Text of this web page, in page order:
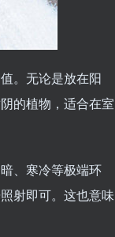
。无论是放在阳
的植物，适合在室
、寒冷等极端环
射即可。这也意味